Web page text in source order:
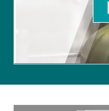
content that may
Please review the
to watch this video.
Accept